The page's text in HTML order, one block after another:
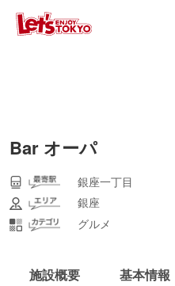
Bar オーパ
銀座一丁目
銀座
グルメ
施設概要 基本情報